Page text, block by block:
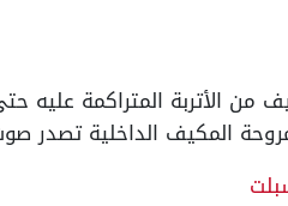
من الأتربة المتراكمة
المكيف الداخلية تصدر